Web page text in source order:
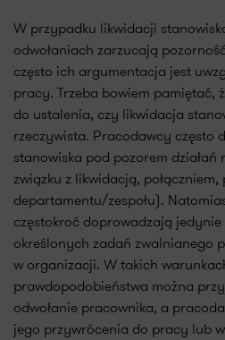
W przypadku likwidacji
odwołaniach zarzucają
często ich argumentacja jest
pracy. Trzeba bowiem pamiętać,
do ustalenia, czy likwidacja
rzeczywista. Pracodawcy często
stanowiska pod pozorem
związku z likwidacją, połączniem,
departamentu/zespołu).
częstokroć doprowadzają
określonych zadań zwalnianego
w organizacji. W takich
prawdopodobieństwa można
odwołanie pracownika, a
jego przywrócenia do pracy lub